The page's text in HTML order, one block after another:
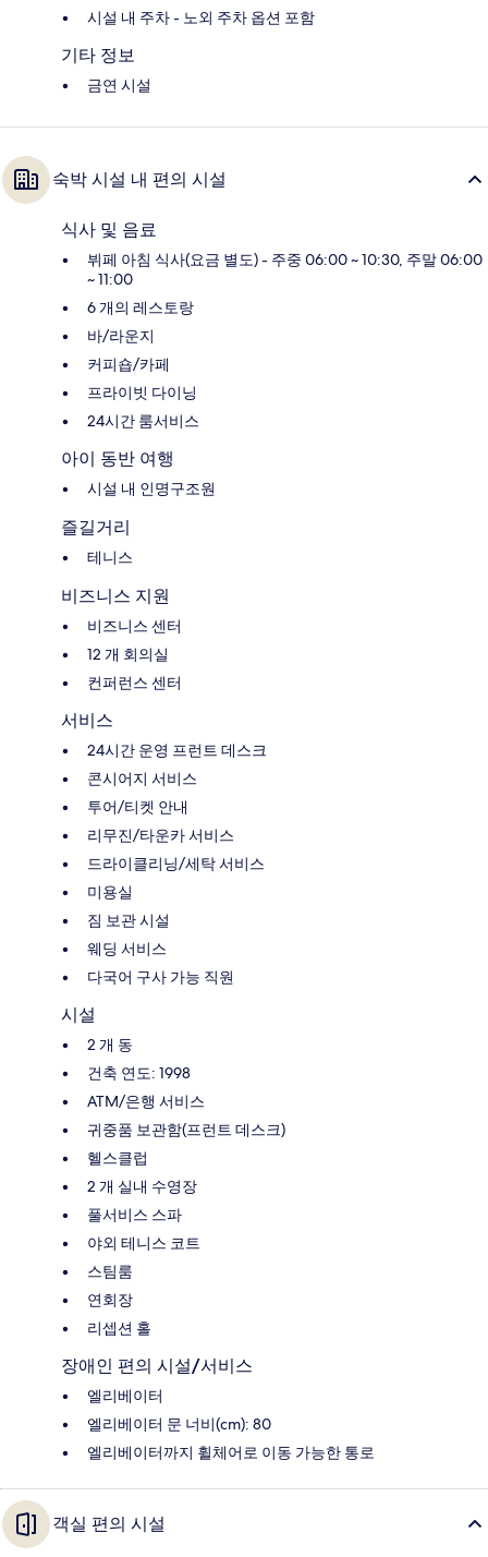
시설 내 주차 - 노외 주차 옵션 포함
기타 정보
금연 시설
숙박 시설 내 편의 시설
식사 및 음료
뷔페 아침 식사(요금 별도) - 주중 06:00 ~ 10:30, 주말 06:00
~ 11:00
6 개의 레스토랑
바/라운지
커피숍/카페
프라이빗 다이닝
24시간 룸서비스
아이 동반 여행
시설 내 인명구조원
즐길거리
테니스
비즈니스 지원
비즈니스 센터
12 개 회의실
컨퍼런스 센터
서비스
24시간 운영 프런트 데스크
콘시어지 서비스
투어/티켓 안내
리무진/타운카 서비스
드라이클리닝/세탁 서비스
미용실
짐 보관 시설
웨딩 서비스
다국어 구사 가능 직원
시설
2 개 동
건축 연도: 1998
ATM/은행 서비스
귀중품 보관함(프런트 데스크)
헬스클럽
2 개 실내 수영장
풀서비스 스파
야외 테니스 코트
스팀룸
연회장
리셉션 홀
장애인 편의 시설/서비스
엘리베이터
엘리베이터 문 너비(cm): 80
엘리베이터까지 휠체어로 이동 가능한 통로
객실 편의 시설